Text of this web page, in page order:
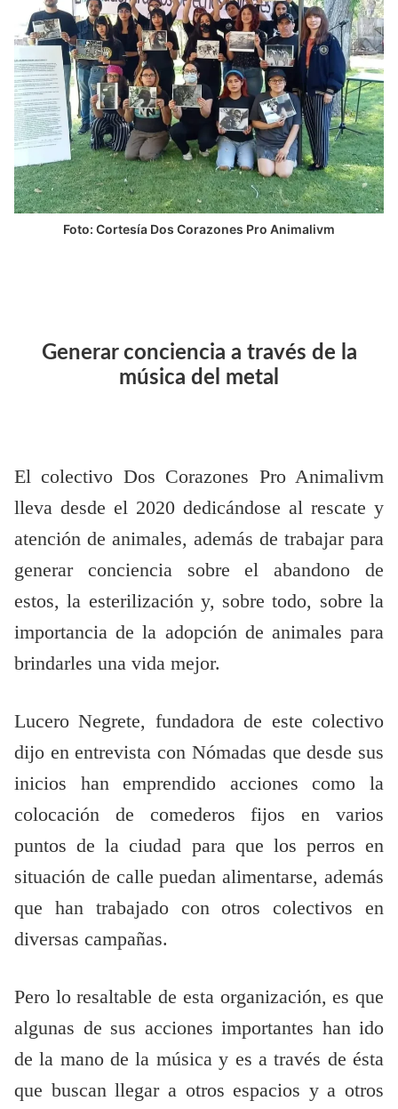
Foto: Cortesía Dos Corazones Pro Animalivm
Generar conciencia a través de la
música del metal
El colectivo Dos Corazones Pro Animalivm
lleva desde el 2020 dedicándose al rescate y
atención de animales, además de trabajar para
generar conciencia sobre el abandono de
estos, la esterilización y, sobre todo, sobre la
importancia de la adopción de animales para
brindarles una vida mejor.
Lucero Negrete, fundadora de este colectivo
dijo en entrevista con Nómadas que desde sus
inicios han emprendido acciones como la
colocación de comederos fijos en varios
puntos de la ciudad para que los perros en
situación de calle puedan alimentarse, además
que han trabajado con otros colectivos en
diversas campañas.
Pero lo resaltable de esta organización, es que
algunas de sus acciones importantes han ido
de la mano de la música y es a través de ésta
que buscan llegar a otros espacios y a otros